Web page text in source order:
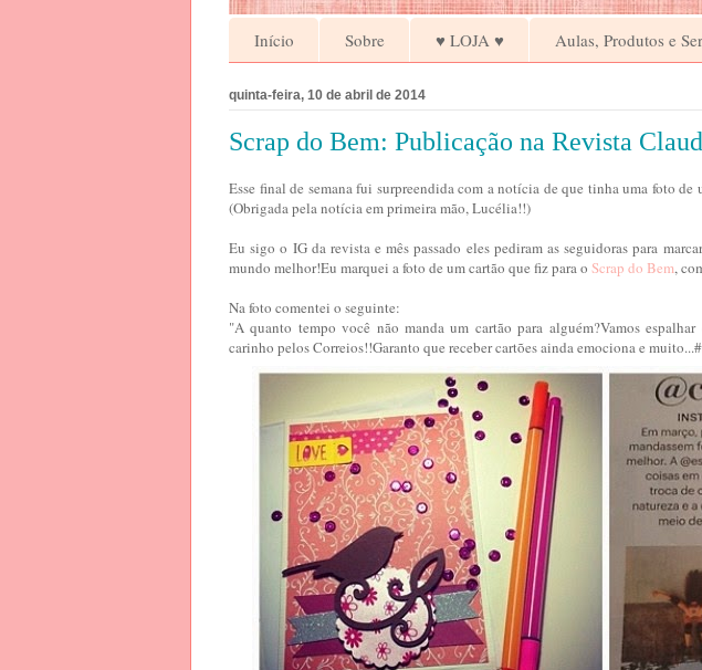
Início Sobre ♥ LOJA ♥ Aulas, Produtos e
quinta-feira, 10 de abril de 2014
Scrap do Bem: Publicação na Revista
Esse final de semana fui surpreendida com a notícia de que tinha uma foto de
(Obrigada pela notícia em primeira mão, Lucélia!!)
Eu sigo o IG da revista e mês passado eles pediram as seguidoras para
mundo melhor!Eu marquei a foto de um cartão que fiz para o Scrap do Bem,
Na foto comentei o seguinte:
"A quanto tempo você não manda um cartão para alguém?Vamos
carinho pelos Correios!!Garanto que receber cartões ainda emociona e